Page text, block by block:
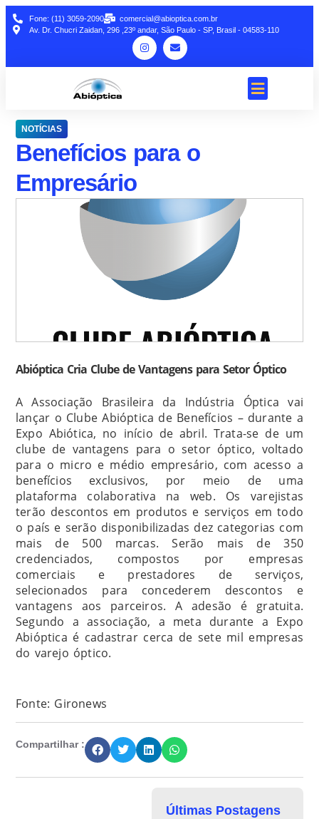
Fone: (11) 3059-2090
comercial@abioptica.com.br
Av. Dr. Chucri Zaidan, 296 ,23º andar, São Paulo - SP, Brasil - 04583-110
NOTÍCIAS
Benefícios para o
Empresário
Abióptica Cria Clube de Vantagens para Setor Óptico
A Associação Brasileira da Indústria Óptica vai
lançar o Clube Abióptica de Benefícios – durante a
Expo Abiótica, no início de abril. Trata-se de um
clube de vantagens para o setor óptico, voltado
para o micro e médio empresário, com acesso a
benefícios exclusivos, por meio de uma
plataforma colaborativa na web. Os varejistas
terão descontos em produtos e serviços em todo
o país e serão disponibilizadas dez categorias com
mais de 500 marcas. Serão mais de 350
credenciados, compostos por empresas
comerciais e prestadores de serviços,
selecionados para concederem descontos e
vantagens aos parceiros. A adesão é gratuita.
Segundo a associação, a meta durante a Expo
Abióptica é cadastrar cerca de sete mil empresas
do varejo óptico.
Fonte: Gironews
Compartilhar :
Últimas Postagens